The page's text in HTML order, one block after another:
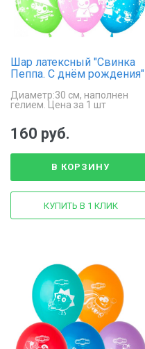
Шар латексный "Свинка
Пеппа. С днём рождения"
Диаметр:30 см, наполнен
гелием. Цена за 1 шт
160 руб.
В КОРЗИНУ
КУПИТЬ В 1 КЛИК